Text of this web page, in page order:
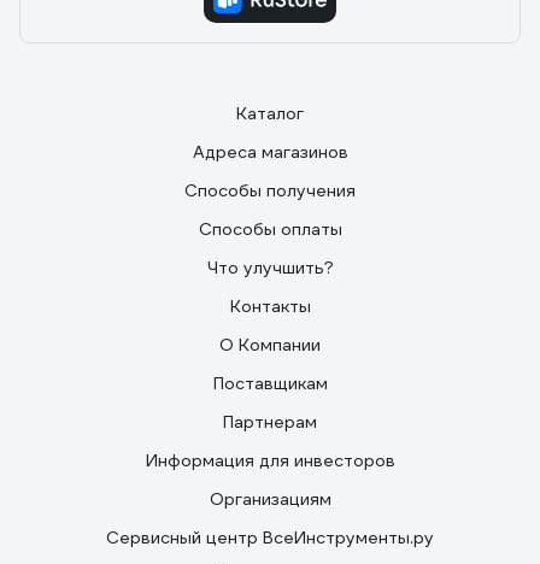
Каталог
Адреса магазинов
Способы получения
Способы оплаты
Что улучшить?
Контакты
О Компании
Поставщикам
Партнерам
Информация для инвесторов
Организациям
Сервисный центр ВсеИнструменты.ру